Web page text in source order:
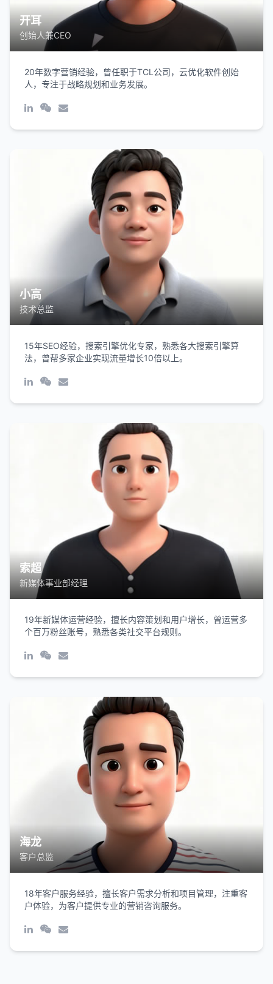
开耳
创始人兼CEO
20年数字营销经验，曾任职于TCL公司，云优化软件创始
人，专注于战略规划和业务发展。
小高
技术总监
15年SEO经验，搜索引擎优化专家，熟悉各大搜索引擎算
法，曾帮多家企业实现流量增长10倍以上。
索超
新媒体事业部经理
19年新媒体运营经验，擅长内容策划和用户增长，曾运营多
个百万粉丝账号，熟悉各类社交平台规则。
海龙
客户总监
18年客户服务经验，擅长客户需求分析和项目管理，注重客
户体验，为客户提供专业的营销咨询服务。